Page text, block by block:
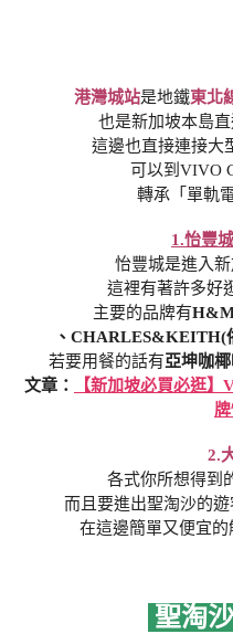
港灣城站是地鐵東北
也是新加坡本島直
這邊也直接連接大
可以到VIVO
轉承「單軌
1.怡豐
怡豐城是進入
這裡有著許多好
主要的品牌有
、
若要用餐的話有亞坤咖
文章：
【新加坡必買必逛
2.
各式你所想得到
而且要進出聖淘沙的
在這邊簡單又便宜
聖淘